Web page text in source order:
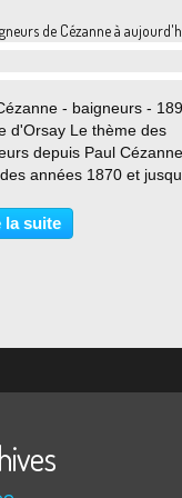
de Cézanne à
- baigneurs -
d'Orsay Le thème des
depuis Paul
années 1870 et
ayant pour
ou des
la suite